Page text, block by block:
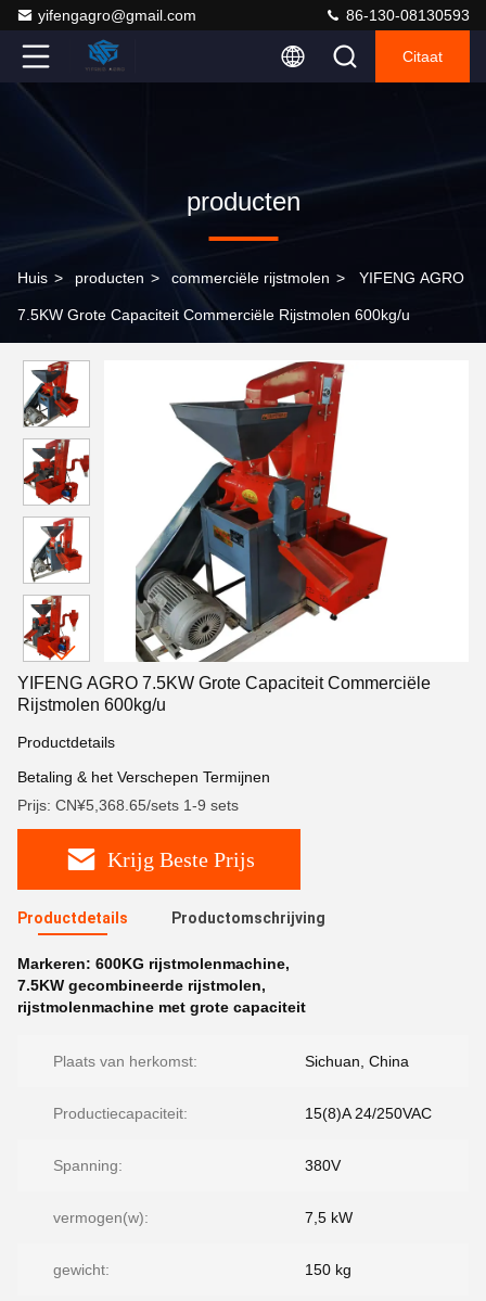
yifengagro@gmail.com 86-130-08130593
Citaat
producten
Huis > producten > commerciële rijstmolen > YIFENG AGRO
7.5KW Grote Capaciteit Commerciële Rijstmolen 600kg/u
YIFENG AGRO 7.5KW Grote Capaciteit Commerciële
Rijstmolen 600kg/u
Productdetails
Betaling & het Verschepen Termijnen
Prijs: CN¥5,368.65/sets 1-9 sets
Krijg Beste Prijs
Productdetails Productomschrijving
Markeren: 600KG rijstmolenmachine,
7.5KW gecombineerde rijstmolen,
rijstmolenmachine met grote capaciteit
Plaats van herkomst: Sichuan, China
Productiecapaciteit: 15(8)A 24/250VAC
Spanning: 380V
vermogen(w): 7,5 kW
gewicht: 150 kg